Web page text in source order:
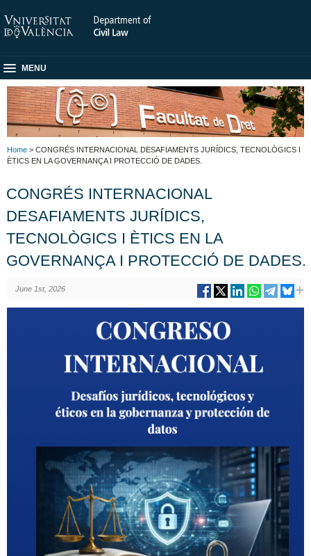
MENU
Home > CONGRÉS INTERNACIONAL DESAFIAMENTS JURÍDICS, TECNOLÒGICS I
ÈTICS EN LA GOVERNANÇA I PROTECCIÓ DE DADES.
CONGRÉS INTERNACIONAL
DESAFIAMENTS JURÍDICS,
TECNOLÒGICS I ÈTICS EN LA
GOVERNANÇA I PROTECCIÓ DE DADES.
June 1st, 2026